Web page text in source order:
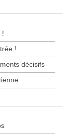
!
!
décisifs